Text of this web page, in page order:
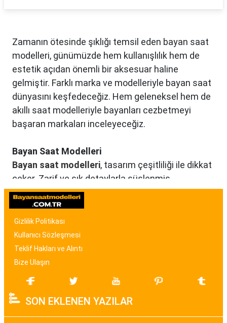
Zamanın ötesinde şıklığı temsil eden bayan saat
modelleri, günümüzde hem kullanışlılık hem de
estetik açıdan önemli bir aksesuar haline
gelmiştir. Farklı marka ve modelleriyle bayan saat
dünyasını keşfedeceğiz. Hem geleneksel hem de
akıllı saat modelleriyle bayanları cezbetmeyi
başaran markaları inceleyeceğiz.
Bayan Saat Modelleri
Bayan saat modelleri, tasarım çeşitliliği ile dikkat
çeker. Zarif ve şık detaylarla süslenmiş
modellerden, spor ve günlük kullanıma uygun
olanlara kadar birçok seçenek mevcuttur. Renk,
malzeme ve tasarım özellikleriyle bayan saat
modelleri, kullanıcıların tarzına uygun seçenekler
sunar.
Teknolojinin gelişimi ile birlikte bayan akıllı saat
modelleri de popülerlik kazanmıştır. Bu modeller,
sadece zamanı göstermekle kalmayıp, fitness
Gizlilik Politikası
Kullanıcı Sözleşmesi
Teklif Hakları ve Alıntı
Bize Ulaşın
SON EKLENEN YAZILAR